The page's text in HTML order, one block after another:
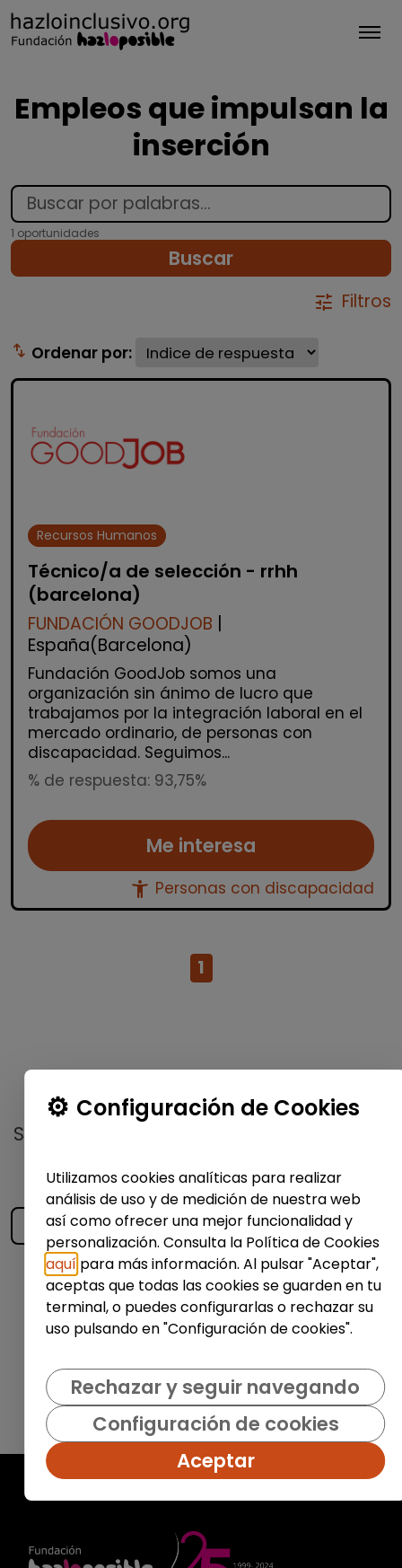
Empleos que impulsan la
inserción
1 oportunidades
Buscar
tune Filtros
swap_vert Ordenar por:
Recursos Humanos
Técnico/a de selección - rrhh
(barcelona)
FUNDACIÓN GOODJOB
España(Barcelona)
Fundación GoodJob somos una
organización sin ánimo de lucro que
trabajamos por la integración laboral en el
mercado ordinario, de personas con
discapacidad. Seguimos...
% de respuesta: 93,75%
Me interesa
accessibility_new Personas con discapacidad
1
No te pierdas nada
Suscríbete a nuestro
publicadas
Enviar
Configuración de Cookies
Utilizamos cookies analíticas para realizar
análisis de uso y de medición de nuestra web
así como ofrecer una mejor funcionalidad y
personalización. Consulta la Política de Cookies
aquí para más información. Al pulsar "Aceptar",
aceptas que todas las cookies se guarden en tu
terminal, o puedes configurarlas o rechazar su
uso pulsando en "Configuración de cookies".
Rechazar y seguir navegando
Configuración de cookies
Aceptar